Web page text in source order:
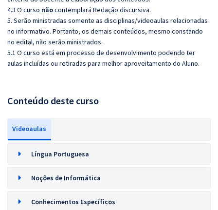
4.3 O curso nãocontemplará Redação discursiva.
5. Serão ministradas somente as disciplinas/videoaulas relacionadas
no informativo. Portanto, os demais conteúdos, mesmo constando
no edital, não serão ministrados.
5.1 O curso está em processo de desenvolvimento podendo ter
aulas incluídas ou retiradas para melhor aproveitamento do Aluno.
Conteúdo deste curso
Videoaulas
Língua Portuguesa
Noções de Informática
Conhecimentos Específicos